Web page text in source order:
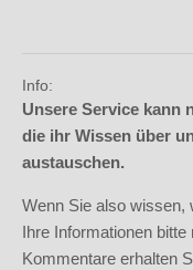
Info:
Unsere Service kann
die ihr Wissen über
austauschen.
Wenn Sie also wissen,
Ihre Informationen
Kommentare erhalten